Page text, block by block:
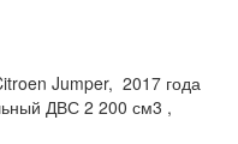
Jumper, 2017 года
ДВС 2 200 см3 ,